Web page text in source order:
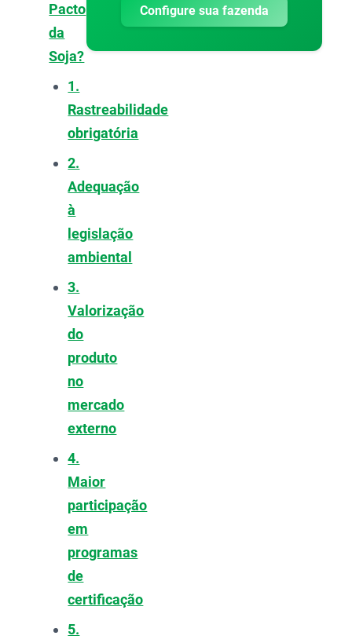
Pacto
da
Soja?
1.
Rastreabilidade
obrigatória
2.
Adequação
à
legislação
ambiental
3.
Valorização
do
produto
no
mercado
externo
4.
Maior
participação
em
programas
de
certificação
5.
Configure sua fazenda